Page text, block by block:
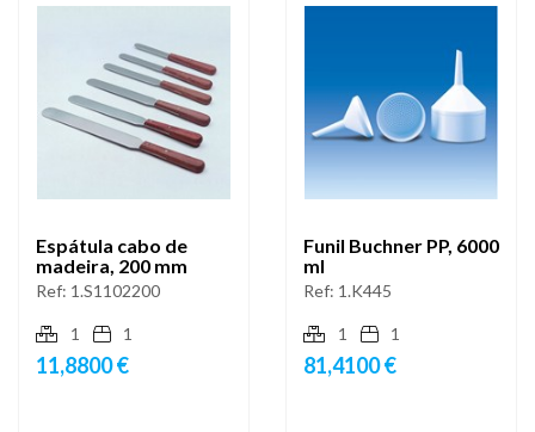
Espátula cabo de
madeira, 200 mm
Ref: 1.S1102200
1 1
11,8800 €
Funil Buchner PP, 6000
ml
Ref: 1.K445
1 1
81,4100 €